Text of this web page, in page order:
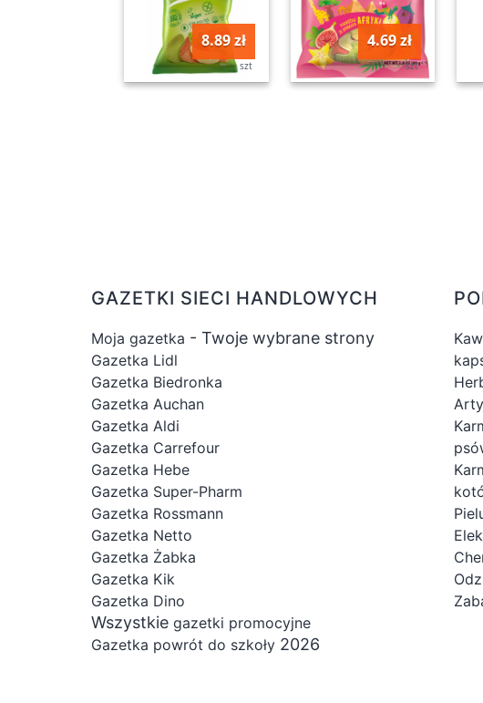
8.89 zł
szt
4.69 zł
szt
GAZETKI SIECI HANDLOWYCH
Moja gazetka - Twoje wybrane strony
Gazetka Lidl
Gazetka Biedronka
Gazetka Auchan
Gazetka Aldi
Gazetka Carrefour
Gazetka Hebe
Gazetka Super-Pharm
Gazetka Rossmann
Gazetka Netto
Gazetka Żabka
Gazetka Kik
Gazetka Dino
Wszystkie gazetki promocyjne
Gazetka powrót do szkoły 2026